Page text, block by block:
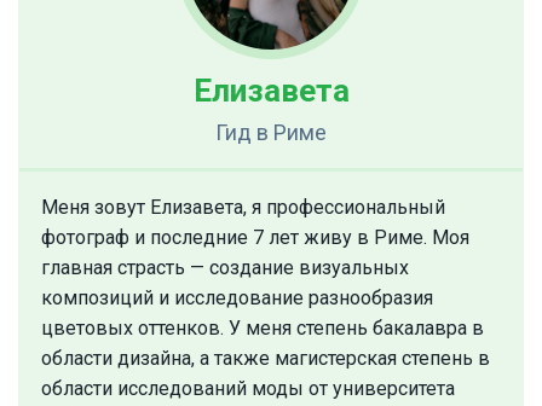
Елизавета
Гид в Риме
Меня зовут Елизавета, я профессиональный
фотограф и последние 7 лет живу в Риме. Моя
главная страсть — создание визуальных
композиций и исследование разнообразия
цветовых оттенков. У меня степень бакалавра в
области дизайна, а также магистерская степень в
области исследований моды от университета